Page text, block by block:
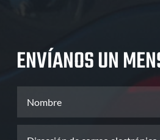
ENVÍANOS UN